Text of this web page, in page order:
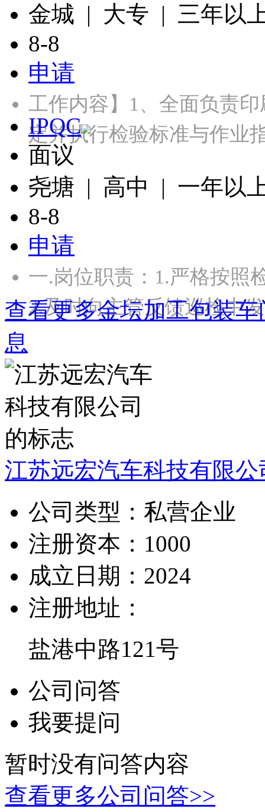
金城 | 大专 | 三年以
8-8
申请
工作内容】1、全面负责
定并执行检验标准与作
IPQC
面议
尧塘 | 高中 | 一年以
8-8
申请
一.岗位职责：1.严格按照
2.及时向主管反馈巡检中
查看更多金坛加工包装
息
江苏远宏汽车科技有限公
公司类型： 私营企业
注册资本： 1000
成立日期： 2024
注册地址：
盐港中路121号
公司问答
我要提问
暂时没有问答内容
查看更多公司问答>>